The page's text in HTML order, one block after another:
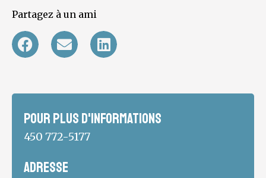
Partagez à un ami
Pour plus d'informations
450 772-5177
Adresse